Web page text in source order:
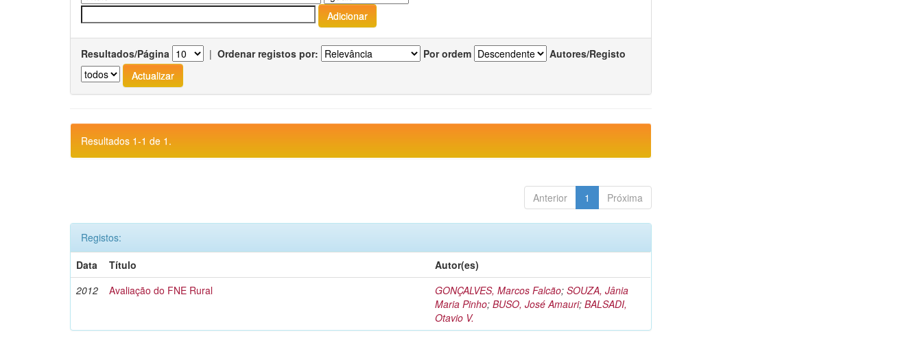
Resultados/Página | Ordenar registos por: Por ordem Autores/Registo
Resultados 1-1 de 1.
Anterior 1 Próxima
Registos:
Data
Título
Autor(es)
2012
Avaliação do FNE Rural GONÇALVES, Marcos Falcão;SOUZA, Jânia
Maria Pinho;BUSO, José Amauri;BALSADI,
Otavio V.